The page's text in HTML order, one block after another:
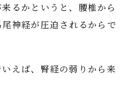
るかというと、腰椎から
神経が圧迫されるからで
えば、腎経の弱りから来